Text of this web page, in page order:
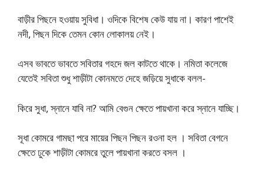
বাড়ীর পিছনে হওয়ায় সুবিধা। ওদিকে বিশেষ কেউ যায় না। কারণ পাশেই
নদী, পিছন দিকে তেমন কোন লোকালয় নেই।
এসব ভাবতে ভাবতে সবিতার গহদে জল কাটতে থাকে। নমিতা কলেজে
যেতেই সবিতা শুধু শাড়ীটা কোনমতে দেহে জড়িয়ে সুধাকে বলল-
কিরে সুধা, স্নানে যাবি না? আমি বেগুন ক্ষেতে পায়খানা করে স্নানে যাচ্ছি।
সূধা কোমরে গামছা পরে মায়ের পিছন পিছন রওনা হল । সবিতা বেগনে
ক্ষেতে ঢুকে শাড়ীটা কোমরে তুলে পায়খানা করতে বসল ।